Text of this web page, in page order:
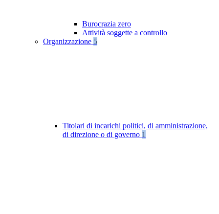
Burocrazia zero
Attività soggette a controllo
Organizzazione 5
Titolari di incarichi politici, di amministrazione,
di direzione o di governo 1